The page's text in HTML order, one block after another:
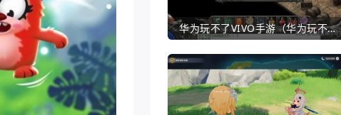
华为玩不了VIVO手游（华为玩不了VIVO手游怎么办）